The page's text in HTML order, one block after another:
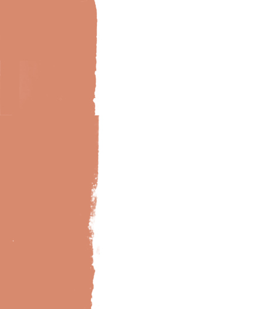
Bild-Brillux_0017_BX_Holz-WoZi-natur